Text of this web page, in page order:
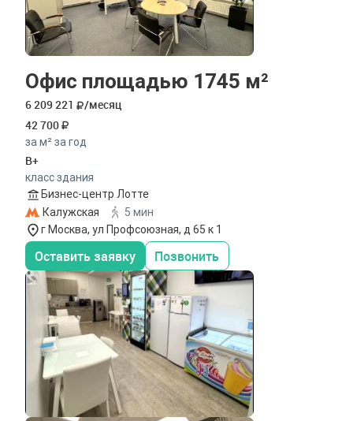
Офис площадью 1745 м²
6 209 221
/месяц
42 700
за м² за год
B+
класс здания
Бизнес-центр Лотте
Калужская
5 мин
г Москва, ул Профсоюзная, д 65 к 1
Оставить заявку Позвонить